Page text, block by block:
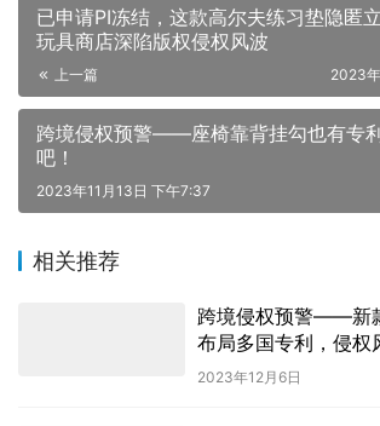
已申请PI冻结，这款高尔夫练习垫隐匿
玩具商店深陷版权侵权风波
上一篇 2023
跨境侵权预警——座椅靠背挂勾也有专
吧！
2023年11月13日 下午7:37
相关推荐
跨境侵权预警——新
布局多国专利，侵权
2023年12月6日